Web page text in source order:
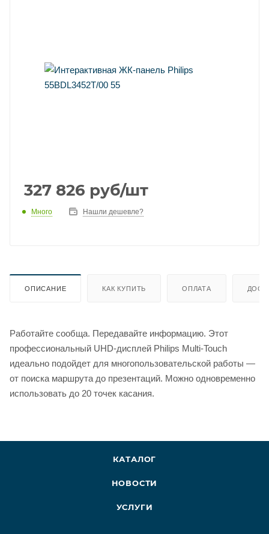
327 826 руб/шт
Много Нашли дешевле?
ОПИСАНИЕ КАК КУПИТЬ ОПЛАТА
Работайте сообща. Передавайте информацию. Этот
профессиональный UHD-дисплей Philips Multi-Touch
идеально подойдет для многопользовательской работы —
от поиска маршрута до презентаций. Можно одновременно
использовать до 20 точек касания.
КАТАЛОГ
НОВОСТИ
УСЛУГИ